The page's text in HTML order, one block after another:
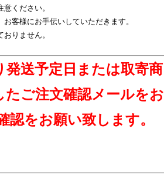
ください。
客様にお手伝いしていただきます。
りません。
送予定日または取寄商
たご注文確認メールをお
をお願い致します。